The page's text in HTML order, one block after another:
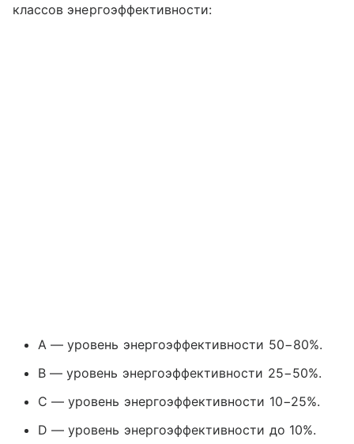
классов энергоэффективности:
A — уровень энергоэффективности 50−80%.
B — уровень энергоэффективности 25−50%.
C — уровень энергоэффективности 10−25%.
D — уровень энергоэффективности до 10%.